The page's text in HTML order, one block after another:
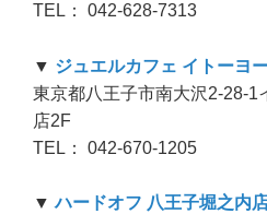
TEL： 042-628-7313
▼ ジュエルカフェ イトーヨ
東京都八王子市南大沢2-28-1
店2F
TEL： 042-670-1205
▼ ハードオフ 八王子堀之内